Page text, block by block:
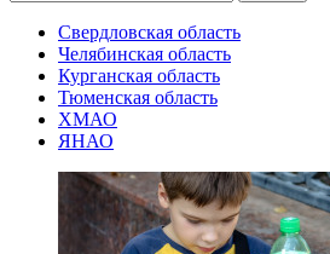
Свердловская область
Челябинская область
Курганская область
Тюменская область
ХМАО
ЯНАО